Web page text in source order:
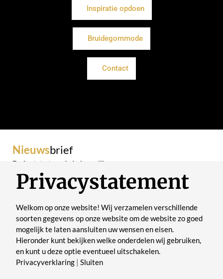
Inspiratie opdoen
Bruidegommode
Contact
Nieuwsbrief
De laatste trends in je mailbox
Verstuur
Privacystatement
Welkom op onze website! Wij verzamelen verschillende
soorten gegevens op onze website om de website zo goed
mogelijk te laten aansluiten uw wensen en eisen.
Hieronder kunt bekijken welke onderdelen wij gebruiken,
en kunt u deze optie eventueel uitschakelen.
Privacyverklaring
Sluiten